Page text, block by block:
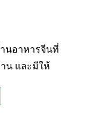
นอาหารจีนที่
น และมีให้
นยูนนานจะเปิด